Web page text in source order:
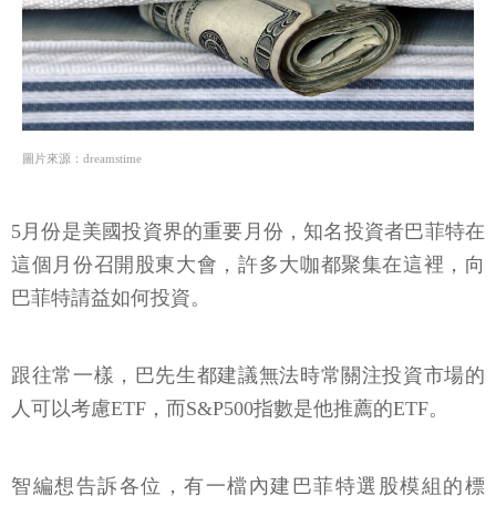
圖片來源：dreamstime
5月份是美國投資界的重要月份，知名投資者巴菲特在
這個月份召開股東大會，許多大咖都聚集在這裡，向
巴菲特請益如何投資。
跟往常一樣，巴先生都建議無法時常關注投資市場的
人可以考慮ETF，而S&P500指數是他推薦的ETF。
智編想告訴各位，有一檔內建巴菲特選股模組的標